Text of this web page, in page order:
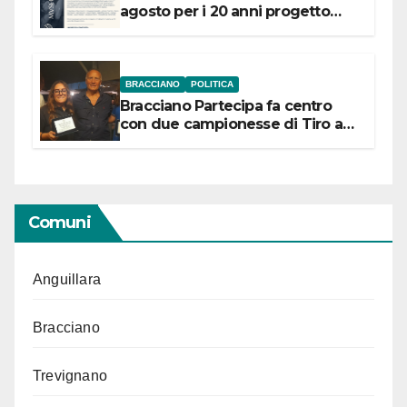
agosto per i 20 anni progetto
BRACCIANO POLITICA
Bracciano Partecipa fa centro
con due campionesse di Tiro a
Comuni
Anguillara
Bracciano
Trevignano